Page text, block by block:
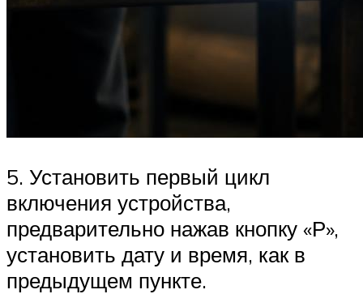
5. Установить первый цикл
включения устройства,
предварительно нажав кнопку «Р»,
установить дату и время, как в
предыдущем пункте.